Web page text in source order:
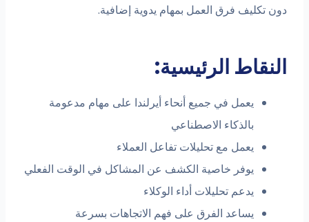
دون تكليف فرق العمل بمهام يدوية إضافية.
النقاط الرئيسية:
يعمل في جميع أنحاء أيرلندا على مهام مدعومة
بالذكاء الاصطناعي
يعمل مع تحليلات تفاعل العملاء
يوفر خاصية الكشف عن المشاكل في الوقت الفعلي
يدعم تحليلات أداء الوكلاء
يساعد الفرق على فهم الاتجاهات بسرعة